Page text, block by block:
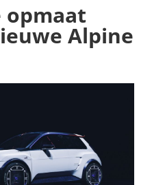
opmaat
Alpine